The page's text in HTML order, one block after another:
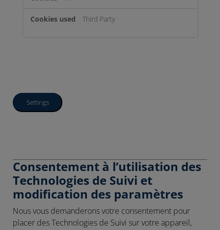
Third Party
Settings
Consentement à l’utilisation des
Technologies de Suivi et
modification des paramètres
Nous vous demanderons votre consentement pour
placer des Technologies de Suivi sur votre appareil,